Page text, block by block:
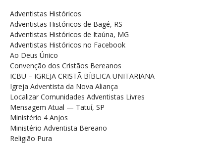
Adventistas Históricos
Adventistas Históricos de Bagé, RS
Adventistas Históricos de Itaúna, MG
Adventistas Históricos no Facebook
Ao Deus Único
Convenção dos Cristãos Bereanos
ICBU – IGREJA CRISTÃ BÍBLICA UNITARIANA
Igreja Adventista da Nova Aliança
Localizar Comunidades Adventistas Livres
Mensagem Atual — Tatuí, SP
Ministério 4 Anjos
Ministério Adventista Bereano
Religião Pura